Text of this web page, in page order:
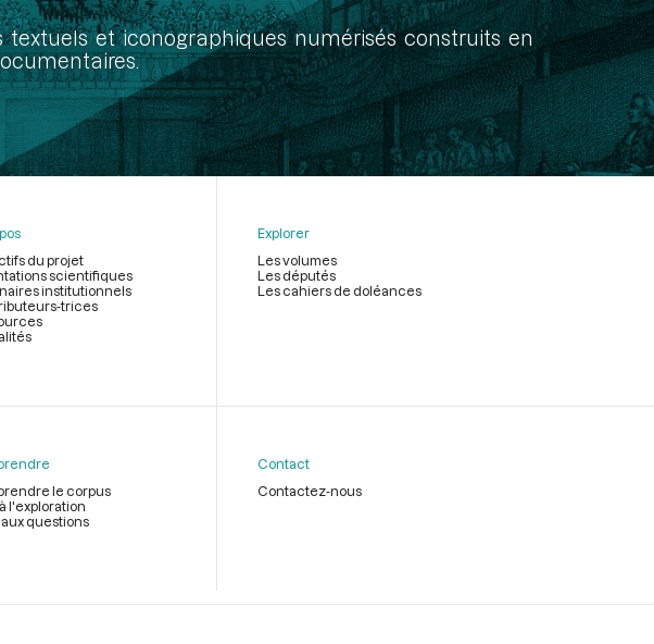
et iconographiques numérisés construits en
du projet
scientifiques
institutionnels
trices
Explorer
Les volumes
Les députés
Les cahiers de doléances
le corpus
l'exploration
questions
Contact
Contactez-nous